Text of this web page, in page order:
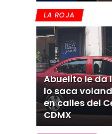
LA ROJA
Abuelito le da
lo saca
en calles del
CDMX